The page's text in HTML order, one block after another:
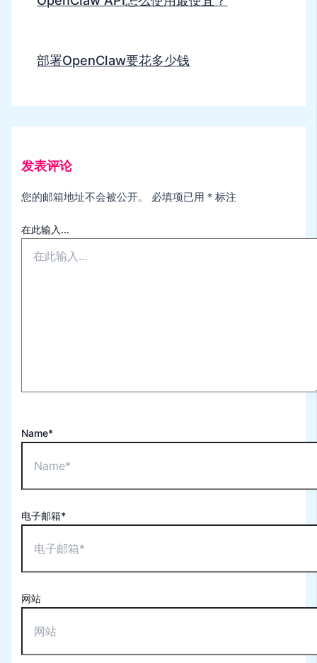
部署OpenClaw要花多少钱
发表评论
您的邮箱地址不会被公开。 必填项已用 * 标注
在此输入...
Name*
电子邮箱*
网站